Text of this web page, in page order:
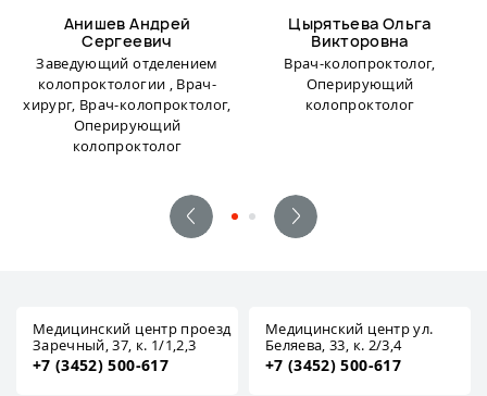
Анишев Андрей
Сергеевич
Заведующий отделением
колопроктологии , Врач-
хирург, Врач-колопроктолог,
Оперирующий
колопроктолог
Цырятьева Ольга
Викторовна
Врач-колопроктолог,
Оперирующий
колопроктолог
Медицинский центр проезд
Заречный, 37, к. 1/1,2,3
+7 (3452) 500-617
Медицинский центр ул.
Беляева, 33, к. 2/3,4
+7 (3452) 500-617